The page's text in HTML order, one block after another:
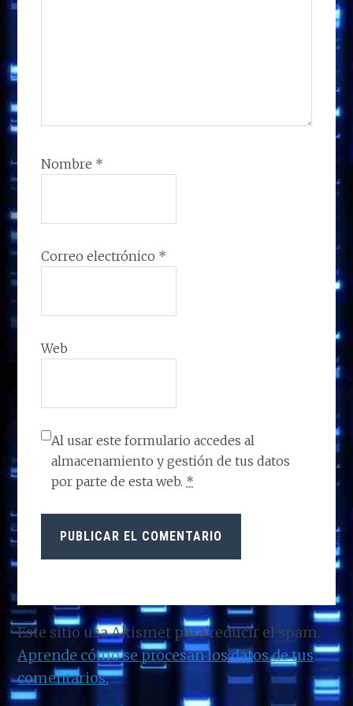
Nombre *
Correo electrónico *
Web
Al usar este formulario accedes al
almacenamiento y gestión de tus datos
por parte de esta web. *
Este sitio usa Akismet para reducir el spam.
Aprende cómo se procesan los datos de tus
comentarios.